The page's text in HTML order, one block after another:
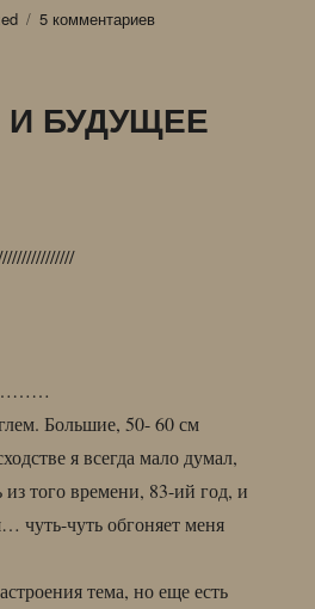
5 комментариевк
Е
Н
БУДУЩЕЕ
Большие, 50- 60 см
я всегда мало думал,
того времени, 83-ий год, и
чуть-чуть обгоняет меня
тема, но еще есть